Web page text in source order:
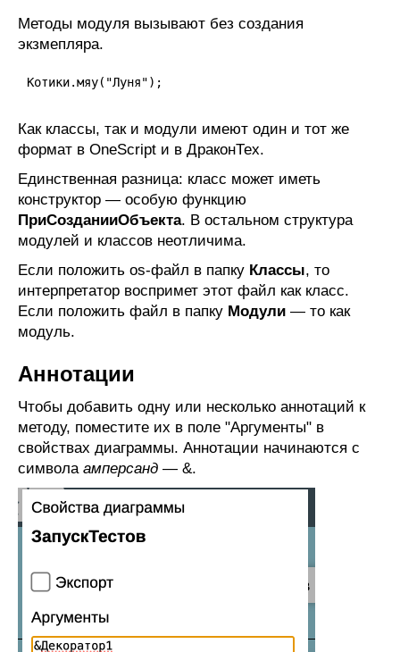
Методы модуля вызывают без создания
экзмепляра.
Как классы, так и модули имеют один и тот же
формат в OneScript и в ДраконТех.
Единственная разница: класс может иметь
конструктор — особую функцию
ПриСозданииОбъекта. В остальном структура
модулей и классов неотличима.
Если положить os-файл в папку Классы, то
интерпретатор воспримет этот файл как класс.
Если положить файл в папку Модули — то как
модуль.
Аннотации
Чтобы добавить одну или несколько аннотаций к
методу, поместите их в поле "Аргументы" в
свойствах диаграммы. Аннотации начинаются с
символа амперсанд — &.